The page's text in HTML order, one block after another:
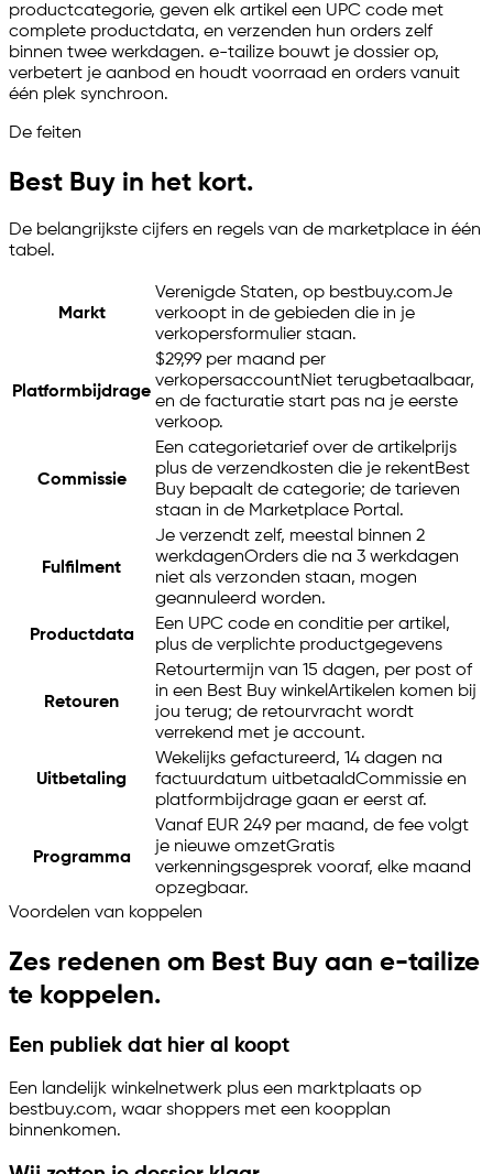
productcategorie, geven elk artikel een UPC code met
complete productdata, en verzenden hun orders zelf
binnen twee werkdagen. e-tailize bouwt je dossier op,
verbetert je aanbod en houdt voorraad en orders vanuit
één plek synchroon.
De feiten
Best Buy in het kort.
De belangrijkste cijfers en regels van de marketplace in één
tabel.
Markt
Verenigde Staten, op bestbuy.comJe
verkoopt in de gebieden die in je
verkopersformulier staan.
Platformbijdrage
$29,99 per maand per
verkopersaccountNiet terugbetaalbaar,
en de facturatie start pas na je eerste
verkoop.
Commissie
Een categorietarief over de artikelprijs
plus de verzendkosten die je rekentBest
Buy bepaalt de categorie; de tarieven
staan in de Marketplace Portal.
Fulfilment
Je verzendt zelf, meestal binnen 2
werkdagenOrders die na 3 werkdagen
niet als verzonden staan, mogen
geannuleerd worden.
Productdata
Een UPC code en conditie per artikel,
plus de verplichte productgegevens
Retouren
Retourtermijn van 15 dagen, per post of
in een Best Buy winkelArtikelen komen bij
jou terug; de retourvracht wordt
verrekend met je account.
Uitbetaling
Wekelijks gefactureerd, 14 dagen na
factuurdatum uitbetaaldCommissie en
platformbijdrage gaan er eerst af.
Programma
Vanaf EUR 249 per maand, de fee volgt
je nieuwe omzetGratis
verkenningsgesprek vooraf, elke maand
opzegbaar.
Voordelen van koppelen
Zes redenen om Best Buy aan e-tailize
te koppelen.
Een publiek dat hier al koopt
Een landelijk winkelnetwerk plus een marktplaats op
bestbuy.com, waar shoppers met een koopplan
binnenkomen.